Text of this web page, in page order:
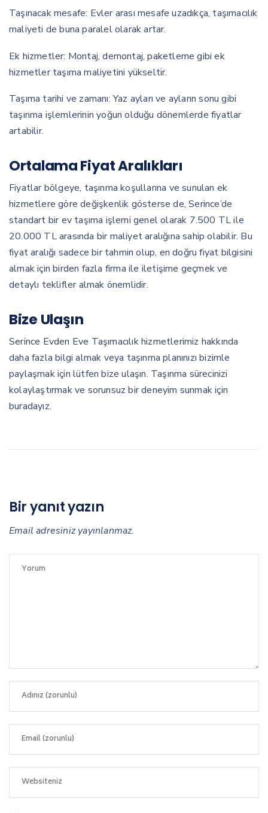
Taşınacak mesafe: Evler arası mesafe uzadıkça, taşımacılık
maliyeti de buna paralel olarak artar.
Ek hizmetler: Montaj, demontaj, paketleme gibi ek
hizmetler taşıma maliyetini yükseltir.
Taşıma tarihi ve zamanı: Yaz ayları ve ayların sonu gibi
taşınma işlemlerinin yoğun olduğu dönemlerde fiyatlar
artabilir.
Ortalama Fiyat Aralıkları
Fiyatlar bölgeye, taşınma koşullarına ve sunulan ek
hizmetlere göre değişkenlik gösterse de, Serince’de
standart bir ev taşıma işlemi genel olarak 7.500 TL ile
20.000 TL arasında bir maliyet aralığına sahip olabilir. Bu
fiyat aralığı sadece bir tahmin olup, en doğru fiyat bilgisini
almak için birden fazla firma ile iletişime geçmek ve
detaylı teklifler almak önemlidir.
Bize Ulaşın
Serince Evden Eve Taşımacılık hizmetlerimiz hakkında
daha fazla bilgi almak veya taşınma planınızı bizimle
paylaşmak için lütfen bize ulaşın. Taşınma sürecinizi
kolaylaştırmak ve sorunsuz bir deneyim sunmak için
buradayız.
Bir yanıt yazın
Email adresiniz yayınlanmaz.